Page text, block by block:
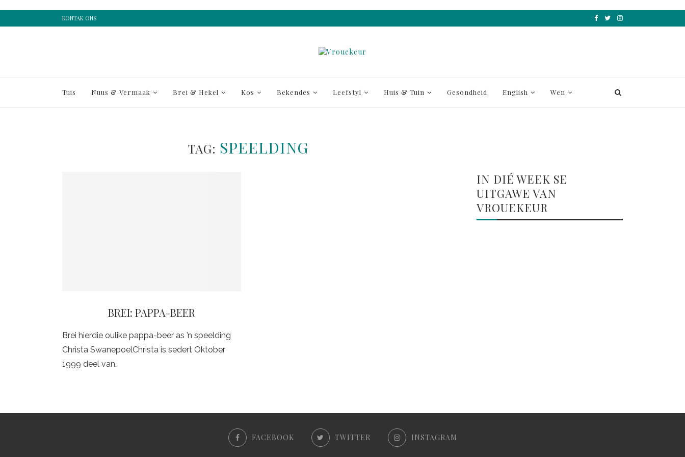
KONTAK ONS
Tuis Nuus & Vermaak Brei & Hekel Kos Bekendes Leefstyl Huis & Tuin Gesondheid English Wen
TAG: SPEELDING
BREI: PAPPA-BEER
Brei hierdie oulike pappa-beer as ’n speelding
Christa SwanepoelChrista is sedert Oktober
1999 deel van…
IN DIÉ WEEK SE
UITGAWE VAN
VROUEKEUR
FACEBOOK TWITTER INSTAGRAM